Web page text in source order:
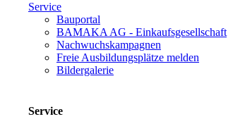
Service
Bauportal
BAMAKA AG - Einkaufsgesellschaft
Nachwuchskampagnen
Freie Ausbildungsplätze melden
Bildergalerie
Service